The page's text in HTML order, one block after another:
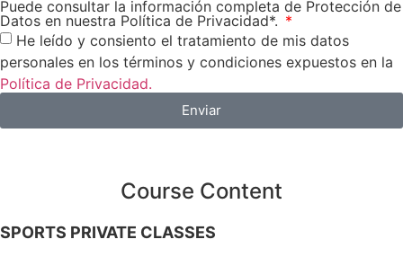
Puede consultar la información completa de Protección de
Datos en nuestra Política de Privacidad*.
He leído y consiento el tratamiento de mis datos
personales en los términos y condiciones expuestos en la
Política de Privacidad.
Enviar
Course Content
SPORTS PRIVATE CLASSES